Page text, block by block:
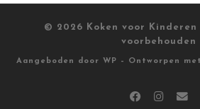
© 2026 Koken voor Kinderen
voorbehouden
Aangeboden door WP – Ontworpen